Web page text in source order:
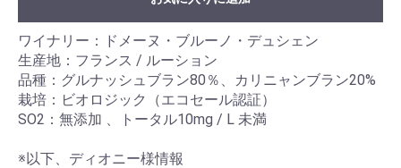
ワイナリー：ドメーヌ・ブルーノ・デュシェン
生産地：フランス / ルーション
品種：グルナッシュブラン80％、カリニャンブラン20%
栽培：ビオロジック（エコセール認証）
SO2：無添加 、トータル10mg / L 未満
※以下、ディオニー様情報